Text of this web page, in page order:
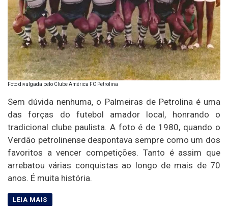
Foto divulgada pelo Clube América FC Petrolina
Sem dúvida nenhuma, o Palmeiras de Petrolina é uma
das forças do futebol amador local, honrando o
tradicional clube paulista. A foto é de 1980, quando o
Verdão petrolinense despontava sempre como um dos
favoritos a vencer competições. Tanto é assim que
arrebatou várias conquistas ao longo de mais de 70
anos. É muita história.